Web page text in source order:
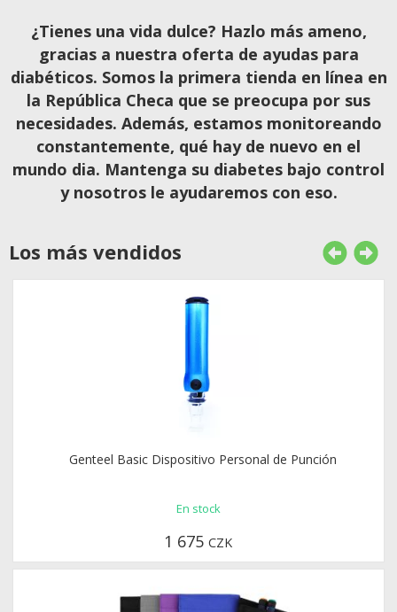
¿Tienes una vida dulce? Hazlo más ameno,
gracias a nuestra oferta de ayudas para
diabéticos. Somos la primera tienda en línea en
la República Checa que se preocupa por sus
necesidades. Además, estamos monitoreando
constantemente, qué hay de nuevo en el
mundo dia. Mantenga su diabetes bajo control
y nosotros le ayudaremos con eso.
Los más vendidos
Genteel Basic Dispositivo Personal de Punción
En stock
1 675CZK